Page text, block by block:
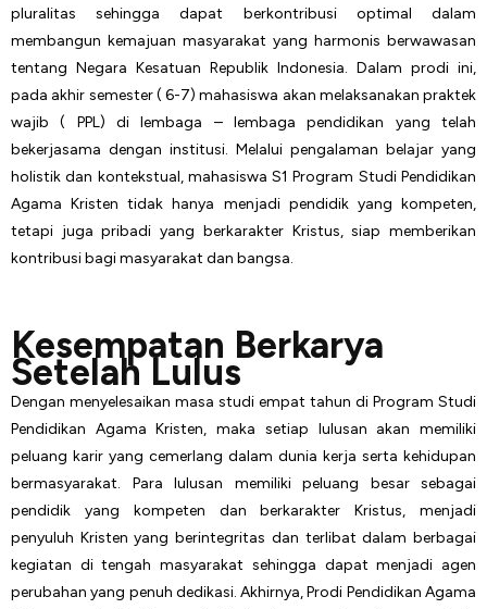
pluralitas sehingga dapat berkontribusi optimal dalam
membangun kemajuan masyarakat yang harmonis berwawasan
tentang Negara Kesatuan Republik Indonesia. Dalam prodi ini,
pada akhir semester ( 6-7) mahasiswa akan melaksanakan praktek
wajib ( PPL) di lembaga – lembaga pendidikan yang telah
bekerjasama dengan institusi. Melalui pengalaman belajar yang
holistik dan kontekstual, mahasiswa S1 Program Studi Pendidikan
Agama Kristen tidak hanya menjadi pendidik yang kompeten,
tetapi juga pribadi yang berkarakter Kristus, siap memberikan
kontribusi bagi masyarakat dan bangsa.
Kesempatan Berkarya
Setelah Lulus
Dengan menyelesaikan masa studi empat tahun di Program Studi
Pendidikan Agama Kristen, maka setiap lulusan akan memiliki
peluang karir yang cemerlang dalam dunia kerja serta kehidupan
bermasyarakat. Para lulusan memiliki peluang besar sebagai
pendidik yang kompeten dan berkarakter Kristus, menjadi
penyuluh Kristen yang berintegritas dan terlibat dalam berbagai
kegiatan di tengah masyarakat sehingga dapat menjadi agen
perubahan yang penuh dedikasi. Akhirnya, Prodi Pendidikan Agama